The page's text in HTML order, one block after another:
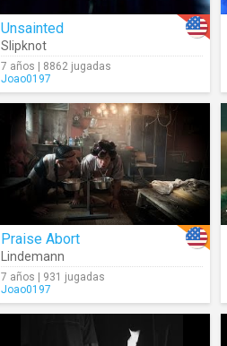
Unsainted
Slipknot
7 años | 8862 jugadas
Joao0197
Praise Abort
Lindemann
7 años | 931 jugadas
Joao0197